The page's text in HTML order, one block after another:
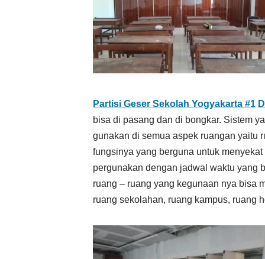
Partisi Geser Sekolah Yogyakarta #1
bisa di pasang dan di bongkar. Sistem
gunakan di semua aspek ruangan yaitu
fungsinya yang berguna untuk
pergunakan dengan jadwal waktu yang
ruang – ruang yang kegunaan nya bisa
ruang sekolahan, ruang kampus, ruang